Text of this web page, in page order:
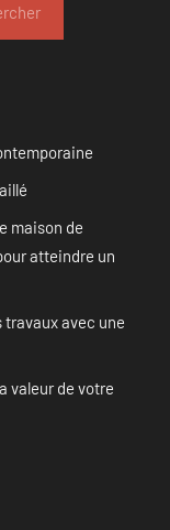
maison de
atteindre un
avec une
valeur de votre